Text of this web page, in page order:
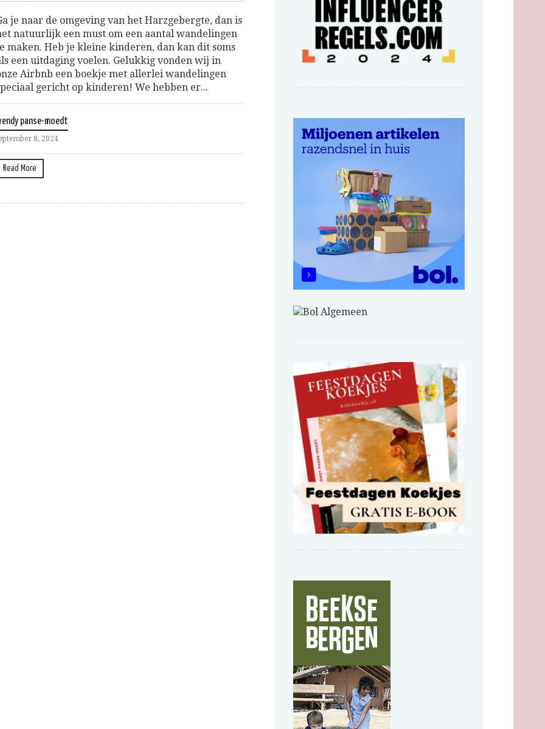
je naar de omgeving van het Harzgebergte, dan is
natuurlijk een must om een aantal wandelingen
maken. Heb je kleine kinderen, dan kan dit soms
een uitdaging voelen. Gelukkig vonden wij in
Airbnb een boekje met allerlei wandelingen
gericht op kinderen! We hebben er...
panse-moedt
8, 2024
Read More